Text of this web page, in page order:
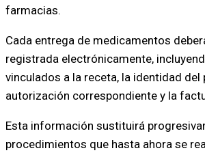
farmacias.
Cada entrega de medicamentos
registrada electrónicamente,
vinculados a la receta, la identidad del
autorización correspondiente y la
Esta información sustituirá
procedimientos que hasta ahora se